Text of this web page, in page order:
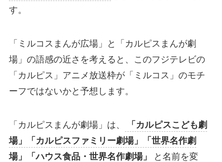
す。
「ミルコスまんが広場」と「カルピスまんが劇
場」の語感の近さを考えると、このフジテレビの
「カルピス」アニメ放送枠が「ミルコス」のモチ
ーフではないかと予想します。
「カルピスまんが劇場」は、
「カルピスこども劇
場」「カルピスファミリー劇場」「世界名作劇
場」「ハウス食品・世界名作劇場」
と名前を変